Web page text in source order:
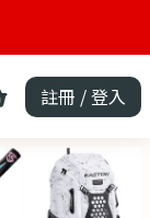
註冊 / 登入